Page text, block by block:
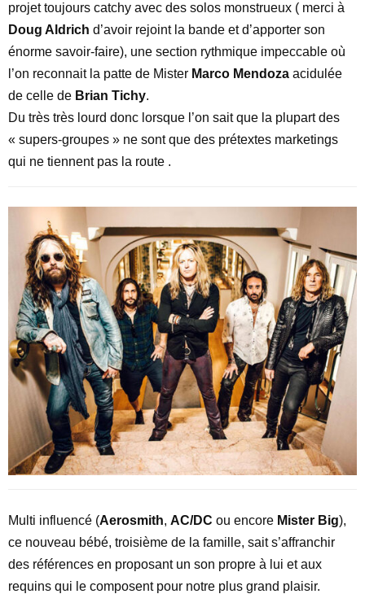
projet toujours catchy avec des solos monstrueux ( merci à
Doug Aldrich d’avoir rejoint la bande et d’apporter son
énorme savoir-faire), une section rythmique impeccable où
l’on reconnait la patte de Mister Marco Mendoza acidulée
de celle de Brian Tichy.
Du très très lourd donc lorsque l’on sait que la plupart des
« supers-groupes » ne sont que des prétextes marketings
qui ne tiennent pas la route .
Multi influencé (Aerosmith, AC/DC ou encore Mister Big),
ce nouveau bébé, troisième de la famille, sait s’affranchir
des références en proposant un son propre à lui et aux
requins qui le composent pour notre plus grand plaisir.